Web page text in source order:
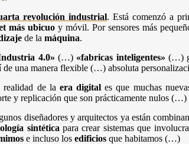
revolución industrial. Está comenzó a
más ubicuo y móvil. Por sensores más
de lamáquina.
4.0»(…) «fabricas inteligentes» (…)
de una manera flexible (…) absoluta
de la era digital es que muchas
y replicación que son prácticamente nulos (…)
diseñadores y arquitectos ya están
sintética para crear sistemas que
e incluso losedificios que habitamos (…)